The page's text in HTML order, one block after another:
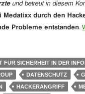
und betreut in diesem
Medatixx durch den
Probleme entstanden.
FÜR SICHERHEIT IN DER
DATENSCHUTZ
HACKERANGRIFF